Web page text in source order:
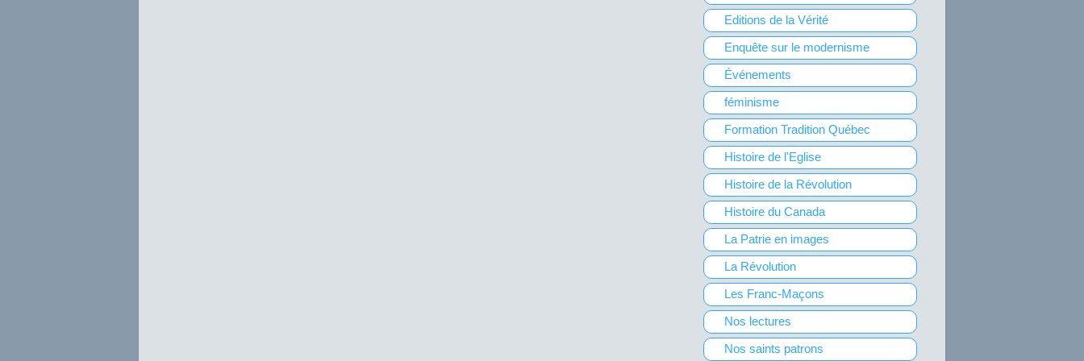
Editions de la Vérité
Enquête sur le modernisme
Événements
féminisme
Formation Tradition Québec
Histoire de l'Eglise
Histoire de la Révolution
Histoire du Canada
La Patrie en images
La Révolution
Les Franc-Maçons
Nos lectures
Nos saints patrons